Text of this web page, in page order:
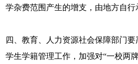
学杂费范围产生的增支，由地方自行
四、教育、人力资源社会保障部门
学生学籍管理工作，加强对“一校两